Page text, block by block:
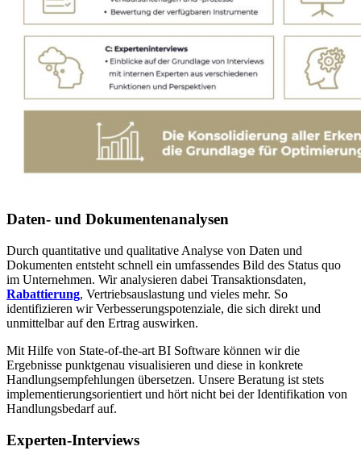
Daten- und Dokumentenanalysen
Durch quantitative und qualitative Analyse von Daten und
Dokumenten entsteht schnell ein umfassendes Bild des Status quo
im Unternehmen. Wir analysieren dabei Transaktionsdaten,
Rabattierung, Vertriebsauslastung und vieles mehr. So
identifizieren wir Verbesserungspotenziale, die sich direkt und
unmittelbar auf den Ertrag auswirken.
Mit Hilfe von State-of-the-art BI Software können wir die
Ergebnisse punktgenau visualisieren und diese in konkrete
Handlungsempfehlungen übersetzen. Unsere Beratung ist stets
implementierungsorientiert und hört nicht bei der Identifikation von
Handlungsbedarf auf.
Experten-Interviews